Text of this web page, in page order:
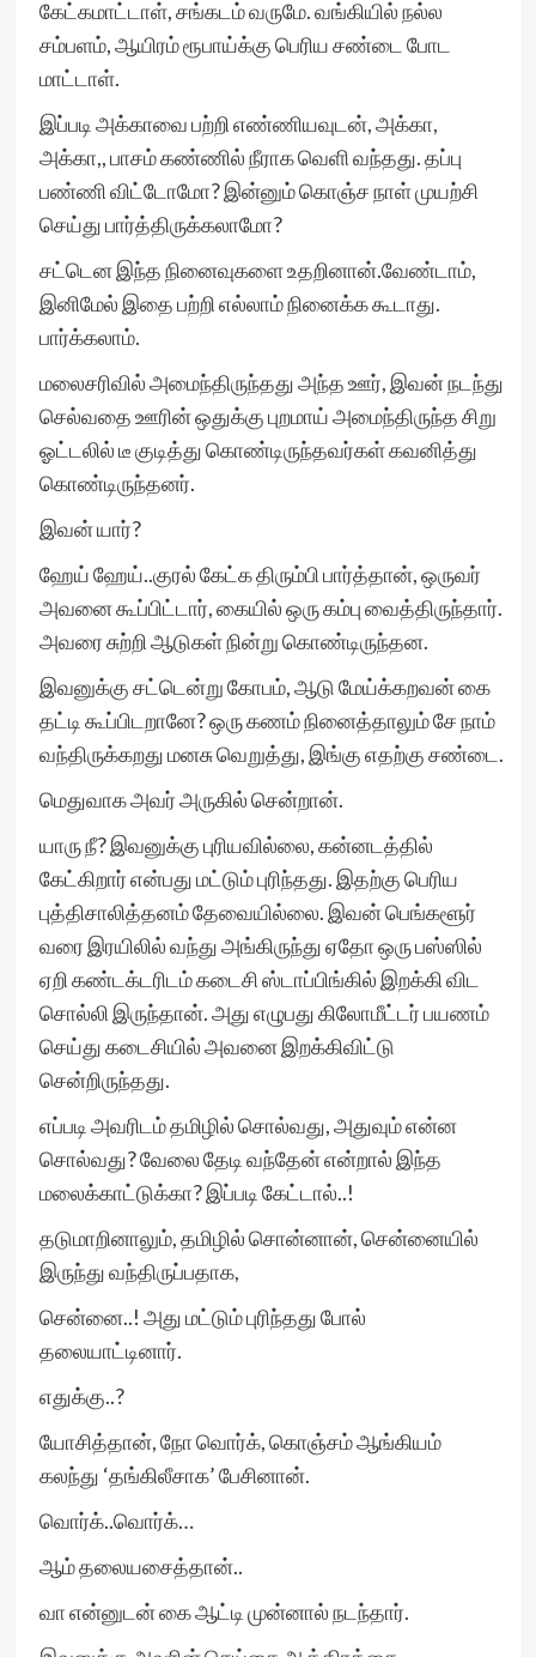
கேட்கமாட்டாள், சங்கடம் வருமே. வங்கியில் நல்ல
சம்பளம், ஆயிரம் ரூபாய்க்கு பெரிய சண்டை போட
மாட்டாள்.
இப்படி அக்காவை பற்றி எண்ணியவுடன், அக்கா,
அக்கா,, பாசம் கண்ணில் நீராக வெளி வந்தது. தப்பு
பண்ணி விட்டோமோ? இன்னும் கொஞ்ச நாள் முயற்சி
செய்து பார்த்திருக்கலாமோ?
சட்டென இந்த நினைவுகளை உதறினான்.வேண்டாம்,
இனிமேல் இதை பற்றி எல்லாம் நினைக்க கூடாது.
பார்க்கலாம்.
மலைசரிவில் அமைந்திருந்தது அந்த ஊர், இவன் நடந்து
செல்வதை ஊரின் ஒதுக்கு புறமாய் அமைந்திருந்த சிறு
ஓட்டலில் டீ குடித்து கொண்டிருந்தவர்கள் கவனித்து
கொண்டிருந்தனர்.
இவன் யார்?
ஹேய் ஹேய்..குரல் கேட்க திரும்பி பார்த்தான், ஒருவர்
அவனை கூப்பிட்டார், கையில் ஒரு கம்பு வைத்திருந்தார்.
அவரை சுற்றி ஆடுகள் நின்று கொண்டிருந்தன.
இவனுக்கு சட்டென்று கோபம், ஆடு மேய்க்கறவன் கை
தட்டி கூப்பிடறானே? ஒரு கணம் நினைத்தாலும் சே நாம்
வந்திருக்கறது மனசு வெறுத்து, இங்கு எதற்கு சண்டை.
மெதுவாக அவர் அருகில் சென்றான்.
யாரு நீ? இவனுக்கு புரியவில்லை, கன்னடத்தில்
கேட்கிறார் என்பது மட்டும் புரிந்தது. இதற்கு பெரிய
புத்திசாலித்தனம் தேவையில்லை. இவன் பெங்களூர்
வரை இரயிலில் வந்து அங்கிருந்து ஏதோ ஒரு பஸ்ஸில்
ஏறி கண்டக்டரிடம் கடைசி ஸ்டாப்பிங்கில் இறக்கி விட
சொல்லி இருந்தான். அது எழுபது கிலோமீட்டர் பயணம்
செய்து கடைசியில் அவனை இறக்கிவிட்டு
சென்றிருந்தது.
எப்படி அவரிடம் தமிழில் சொல்வது, அதுவும் என்ன
சொல்வது? வேலை தேடி வந்தேன் என்றால் இந்த
மலைக்காட்டுக்கா? இப்படி கேட்டால்..!
தடுமாறினாலும், தமிழில் சொன்னான், சென்னையில்
இருந்து வந்திருப்பதாக,
சென்னை..! அது மட்டும் புரிந்தது போல்
தலையாட்டினார்.
எதுக்கு..?
யோசித்தான், நோ வொர்க், கொஞ்சம் ஆங்கியம்
கலந்து ‘தங்கிலீசாக’ பேசினான்.
வொர்க்..வொர்க்…
ஆம் தலையசைத்தான்..
வா என்னுடன் கை ஆட்டி முன்னால் நடந்தார்.